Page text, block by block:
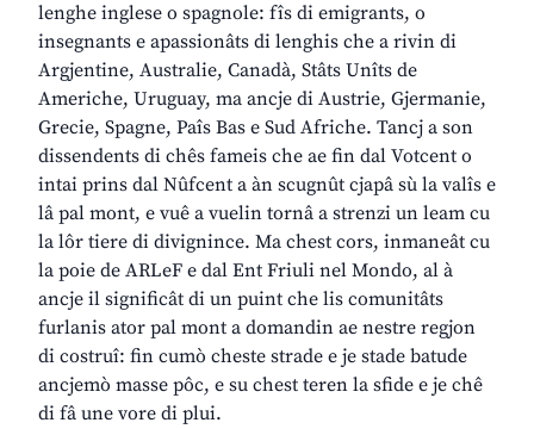
lenghe inglese o spagnole: fîs di emigrants, o
insegnants e apassionâts di lenghis che a rivin di
Argjentine, Australie, Canadà, Stâts Unîts de
Americhe, Uruguay, ma ancje di Austrie, Gjermanie,
Grecie, Spagne, Paîs Bas e Sud Afriche. Tancj a son
dissendents di chês fameis che ae fin dal Votcent o
intai prins dal Nûfcent a àn scugnût cjapâ sù la valîs e
lâ pal mont, e vuê a vuelin tornâ a strenzi un leam cu
la lôr tiere di divignince. Ma chest cors, inmaneât cu
la poie de ARLeF e dal Ent Friuli nel Mondo, al à
ancje il significât di un puint che lis comunitâts
furlanis ator pal mont a domandin ae nestre regjon
di costruî: fin cumò cheste strade e je stade batude
ancjemò masse pôc, e su chest teren la sfide e je chê
di fâ une vore di plui.